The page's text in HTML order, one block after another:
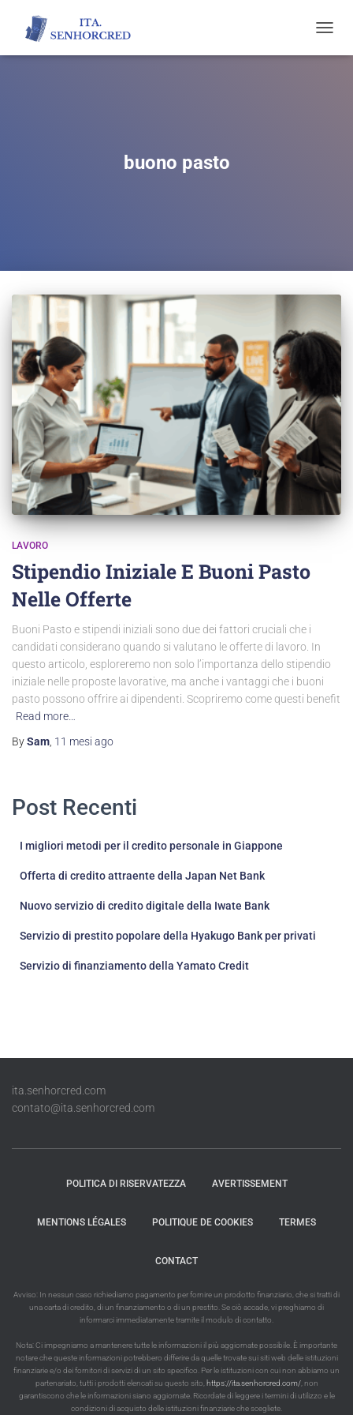
buono pasto
LAVORO
Stipendio Iniziale E Buoni Pasto
Nelle Offerte
Buoni Pasto e stipendi iniziali sono due dei fattori cruciali che i
candidati considerano quando si valutano le offerte di lavoro. In
questo articolo, esploreremo non solo l’importanza dello stipendio
iniziale nelle proposte lavorative, ma anche i vantaggi che i buoni
pasto possono offrire ai dipendenti. Scopriremo come questi benefit
Read more…
BySam 11 mesi ago
Post Recenti
I migliori metodi per il credito personale in Giappone
Offerta di credito attraente della Japan Net Bank
Nuovo servizio di credito digitale della Iwate Bank
Servizio di prestito popolare della Hyakugo Bank per privati
Servizio di finanziamento della Yamato Credit
ita.senhorcred.com
contato@ita.senhorcred.com
POLITICA DI RISERVATEZZA AVERTISSEMENT
MENTIONS LÉGALES POLITIQUE DE COOKIES TERMES
CONTACT
Avviso: In nessun caso richiediamo pagamento per fornire un prodotto finanziario, che si tratti di
una carta di credito, di un finanziamento o di un prestito. Se ciò accade, vi preghiamo di
informarci immediatamente tramite il modulo di contatto.
Nota: Ci impegniamo a mantenere tutte le informazioni il più aggiornate possibile. È importante
notare che queste informazioni potrebbero differire da quelle trovate sui siti web delle istituzioni
finanziarie e/o dei fornitori di servizi di un sito specifico. Per le istituzioni con cui non abbiamo un
partenariato, tutti i prodotti elencati su questo sito, https://ita.senhorcred.com/, non
garantiscono che le informazioni siano aggiornate. Ricordate di leggere i termini di utilizzo e le
condizioni di acquisto delle istituzioni finanziarie che scegliete.